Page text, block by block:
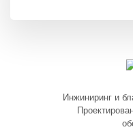
Инжиниринг и